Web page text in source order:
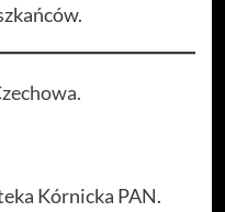
Kórnicka PAN.